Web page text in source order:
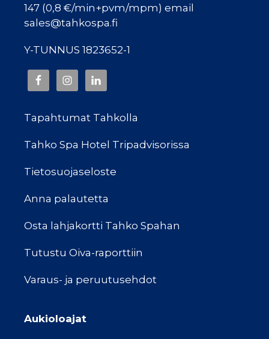
147 (0,8 €/min+pvm/mpm) email
sales@tahkospa.fi
Y-TUNNUS 1823652-1
Tapahtumat Tahkolla
Tahko Spa Hotel Tripadvisorissa
Tietosuojaseloste
Anna palautetta
Osta lahjakortti Tahko Spahan
Tutustu Oiva-raporttiin
Varaus- ja peruutusehdot
Aukioloajat